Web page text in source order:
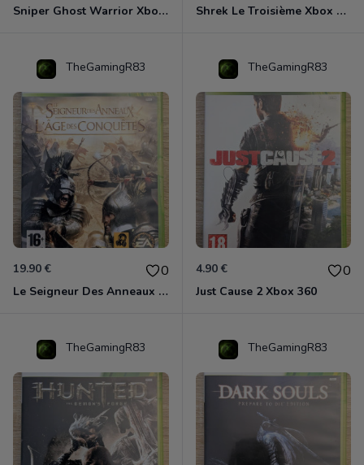
Sniper Ghost Warrior Xbox 360 Shrek Le Troisième Xbox 360
TheGamingR83
19.90 € 0
Le Seigneur Des Anneaux - L'âge Des Conquêtes Xbox 360
TheGamingR83
4.90 € 0
Just Cause 2 Xbox 360
TheGamingR83 TheGamingR83